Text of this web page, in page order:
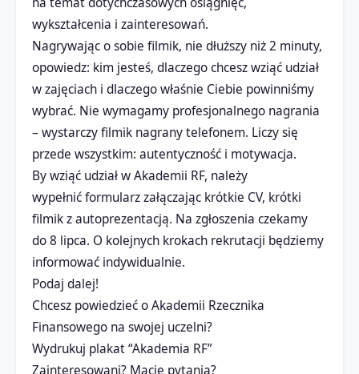
wykształcenia i zainteresowań.
Nagrywając o sobie filmik, nie dłuższy niż 2 minuty,
opowiedz: kim jesteś, dlaczego chcesz wziąć udział
w zajęciach i dlaczego właśnie Ciebie powinniśmy
wybrać. Nie wymagamy profesjonalnego nagrania
– wystarczy filmik nagrany telefonem. Liczy się
przede wszystkim: autentyczność i motywacja.
By wziąć udział w Akademii RF, należy
wypełnić formularz załączając krótkie CV, krótki
filmik z autoprezentacją. Na zgłoszenia czekamy
do 8 lipca. O kolejnych krokach rekrutacji będziemy
informować indywidualnie.
Podaj dalej!
Chcesz powiedzieć o Akademii Rzecznika
Finansowego na swojej uczelni?
Wydrukuj plakat “Akademia RF”
Zainteresowani? Macie pytania?